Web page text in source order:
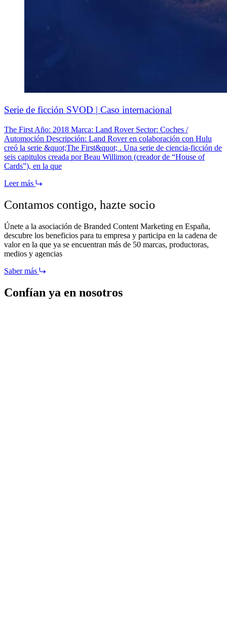
Serie de ficción SVOD | Caso internacional
The First Año: 2018 Marca: Land Rover Sector: Coches /
Automoción Descripción: Land Rover en colaboración con Hulu
creó la serie &quot;The First&quot; . Una serie de ciencia-ficción de
seis capitulos creada por Beau Willimon (creador de “House of
Cards”), en la que
Leer más
Contamos contigo, hazte socio
Únete a la asociación de Branded Content Marketing en España,
descubre los beneficios para tu empresa y participa en la cadena de
valor en la que ya se encuentran más de 50 marcas, productoras,
medios y agencias
Saber más
Confían ya en nosotros